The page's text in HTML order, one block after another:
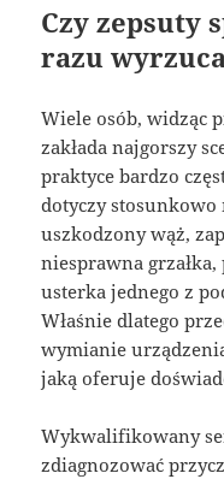
Czy zepsuty
razu
Wiele osób, widząc
zakłada najgorszy
praktyce bardzo
dotyczy stosunkowo
uszkodzony wąż,
niesprawna
usterka jednego z
Właśnie dlatego
wymianie
jaką oferuje
Wykwalifikowany
zdiagnozować